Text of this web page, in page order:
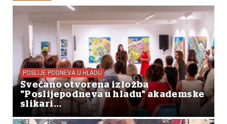
POSLIJE PODNEVA U HLADU
Svečano otvorena izložba
"Poslijepodneva u hladu" akademske
slikari...